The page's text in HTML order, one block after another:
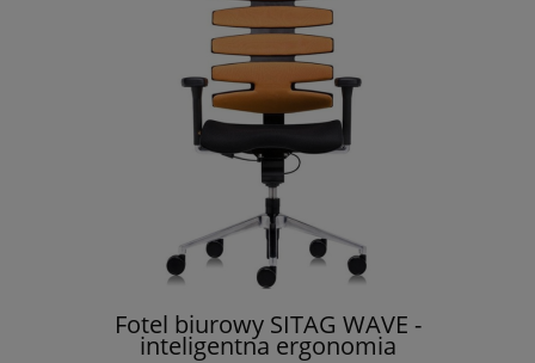
Fotel biurowy SITAG WAVE -
inteligentna ergonomia